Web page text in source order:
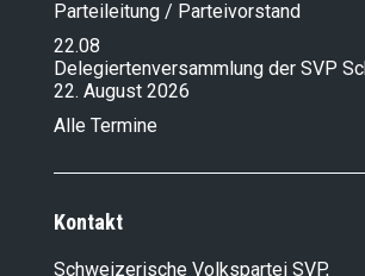
Parteileitung / Parteivorstand
22.08
Delegiertenversammlung der SVP
22. August 2026
Alle Termine
Kontakt
Schweizerische Volkspartei SVP,